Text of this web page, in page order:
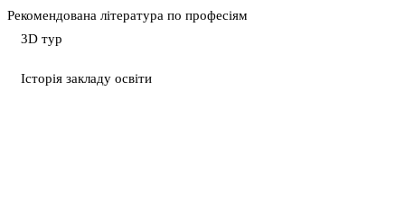
Рекомендована література по професіям
3D тур
Історія закладу освіти